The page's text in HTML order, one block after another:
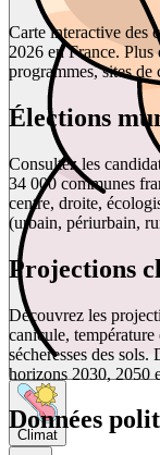
Climat
Carte interactive des
2026 en France. Plus
programmes, sites de
Élections
Consultez les
34 000 communes
centre, droite,
(urbain, périurbain,
Projections
Découvrez les
canicule,
sécheresses des
horizons 2030, 2050
Données